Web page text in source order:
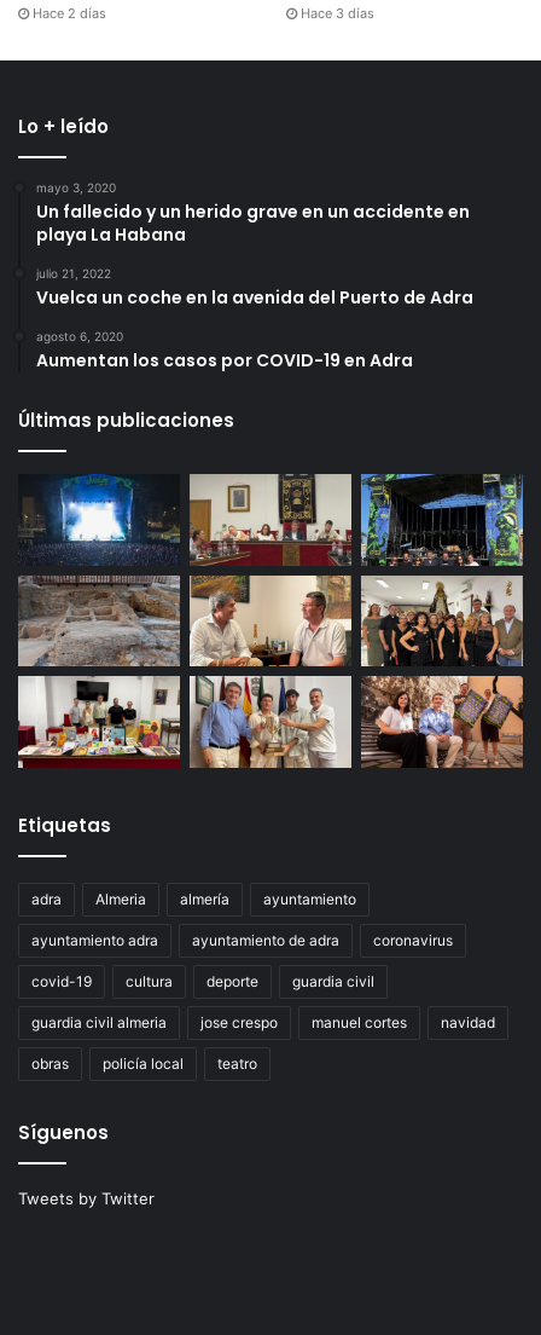
Hace 2 días Hace 3 días
Lo + leído
mayo 3, 2020
Un fallecido y un herido grave en un accidente en
playa La Habana
julio 21, 2022
Vuelca un coche en la avenida del Puerto de Adra
agosto 6, 2020
Aumentan los casos por COVID-19 en Adra
Últimas publicaciones
Etiquetas
adra Almeria almería ayuntamiento
ayuntamiento adra ayuntamiento de adra coronavirus
covid-19 cultura deporte guardia civil
guardia civil almeria jose crespo manuel cortes navidad
obras policía local teatro
Síguenos
Tweets by Twitter